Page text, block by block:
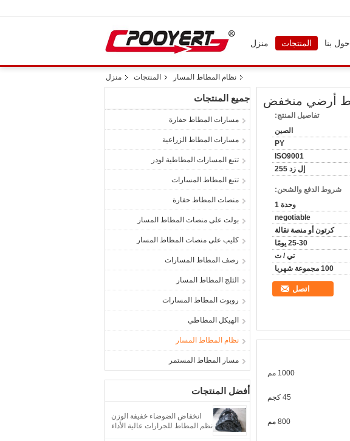
منزل المنتجات حول بنا
منزل المنتجات نظام المطاط المسار
جميع المنتجات
مسارات المطاط حفارة
مسارات المطاط الزراعية
تتبع المسارات المطاطية لودر
تتبع المطاط المسارات
منصات المطاط حفارة
بولت على منصات المطاط المسار
كليب على منصات المطاط المسار
رصف المطاط المسارات
الثلج المطاط المسار
روبوت المطاط المسارات
الهيكل المطاطي
نظام المطاط المسار
مسار المطاط المستمر
أفضل المنتجات
انخفاض الضوضاء خفيفة الوزن
نظم المطاط للجرارات عالية الأداء
تفاصيل المنتج:
الصين
PY
ISO9001
إل زد 255
شروط الدفع والشحن:
وحدة 1
negotiable
كرتون أو منصة نقالة
25-30 يومًا
تي / ت
100 مجموعة شهريا
اتصل
1000 مم
45 كجم
800 مم